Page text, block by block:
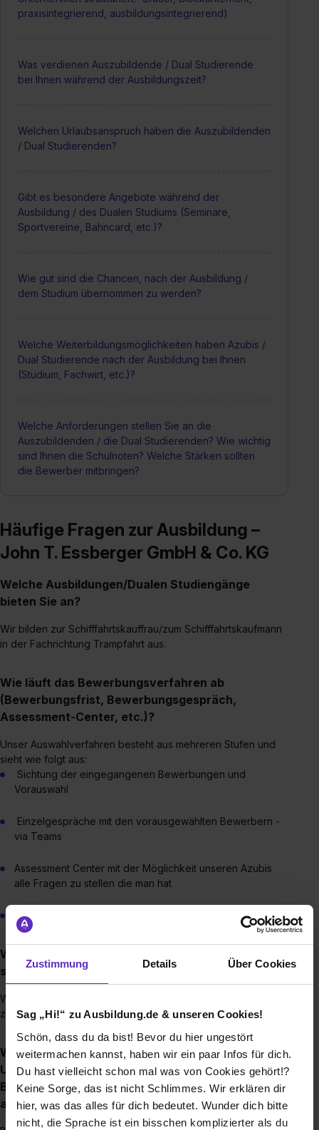
Zustimmung Details Über Cookies
Sag „Hi!“ zu Ausbildung.de & unseren Cookies!
Schön, dass du da bist! Bevor du hier ungestört
weitermachen kannst, haben wir ein paar Infos für dich.
Du hast vielleicht schon mal was von Cookies gehört!?
Keine Sorge, das ist nicht Schlimmes. Wir erklären dir
hier, was das alles für dich bedeutet. Wunder dich bitte
nicht, die Sprache ist ein bisschen komplizierter als du
praxisintegrierend, ausbildungsintegrierend)
Was verdienen Auszubildende / Dual Studierende
bei Ihnen während der Ausbildungszeit?
Welchen Urlaubsanspruch haben die Auszubildenden
/ Dual Studierenden?
Gibt es besondere Angebote während der
Ausbildung / des Dualen Studiums (Seminare,
Sportvereine, Bahncard, etc.)?
Wie gut sind die Chancen, nach der Ausbildung /
dem Studium übernommen zu werden?
Welche Weiterbildungsmöglichkeiten haben Azubis /
Dual Studierende nach der Ausbildung bei Ihnen
(Studium, Fachwirt, etc.)?
Welche Anforderungen stellen Sie an die
Auszubildenden / die Dual Studierenden? Wie wichtig
sind Ihnen die Schulnoten? Welche Stärken sollten
die Bewerber mitbringen?
Häufige Fragen zur Ausbildung –
John T. Essberger GmbH & Co. KG
Welche Ausbildungen/Dualen Studiengänge
bieten Sie an?
Wir bilden zur Schifffahrtskauffrau/zum Schifffahrtskaufmann
in der Fachrichtung Trampfahrt aus.
Wie läuft das Bewerbungsverfahren ab
(Bewerbungsfrist, Bewerbungsgespräch,
Assessment-Center, etc.)?
Unser Auswahlverfahren besteht aus mehreren Stufen und
sieht wie folgt aus:
Sichtung der eingegangenen Bewerbungen und
Vorauswahl
Einzelgespräche mit den vorausgewählten Bewerbern -
via Teams
Assessment Center mit der Möglichkeit unseren Azubis
alle Fragen zu stellen die man hat
Zu- oder Absage zum Ausbildungsplatz
Wie viele Auszubildende oder Dual Studierende
stellen Sie (pro Jahr) ein?
Wir stellen pro Jahr vier Azubis ein; zwei zum 1. Februar und
zwei zum 1. August eines jeden Jahres.
Wie ist die Ausbildung/das Duale Studium in Ihrem
Unternehmen strukturiert? (Dauer,
Blockunterricht, praxisintegrierend,
ausbildungsintegrierend)